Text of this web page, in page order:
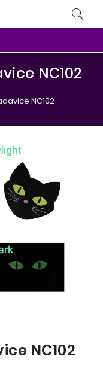
NC102
NC102
NC102